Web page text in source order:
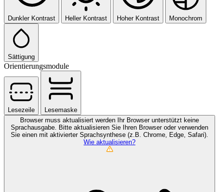
Dunkler Kontrast Heller Kontrast Hoher Kontrast Monochrom
Sättigung
Orientierungsmodule
Lesezeile
Lesemaske
Browser muss aktualisiert werden Ihr Browser unterstützt keine
Sprachausgabe. Bitte aktualisieren Sie Ihren Browser oder verwenden
Sie einen mit aktivierter Sprachsynthese (z.B. Chrome, Edge, Safari).
Wie aktualisieren?